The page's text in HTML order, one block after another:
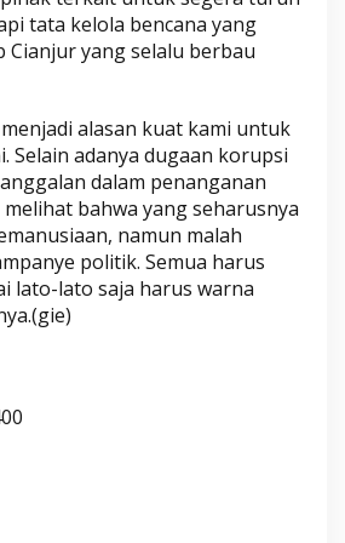
tata kelola bencana yang
Cianjur yang selalu berbau
alasan kuat kami untuk
Selain adanya dugaan korupsi
dalam penanganan
bahwa yang seharusnya
namun malah
politik. Semua harus
lato-lato saja harus warna